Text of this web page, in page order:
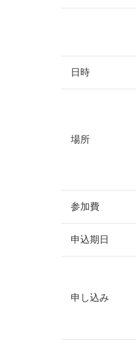
日時
場所
参加費
申込期日
申し込み